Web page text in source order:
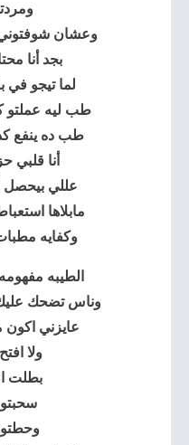
وعشان شوفتوني
بجد أنا
لما تيجو في
طب ليه عملتو
طب ده ينفع كدا
أنا قلبي
عللي بيحصل
مابلاها
وكفايه
الطيبه
وناس تضحك
عايزني اكون
ولا
بطلت